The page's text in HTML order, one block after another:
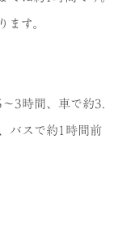
ます。
3時間、車で約3.
バスで約1時間前